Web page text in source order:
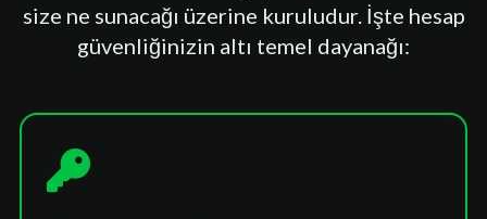
size ne sunacağı üzerine kuruludur. İşte hesap
güvenliğinizin altı temel dayanağı: